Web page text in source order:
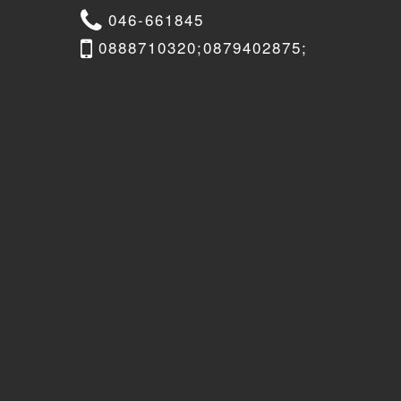
046-661845
0888710320;0879402875;